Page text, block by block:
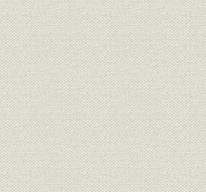
組織図 大正9年
熱田新工場 [大正8年
創業前後のガイシ受注高と売上
高
大正7年
(1920年
当社を訪れたJDガイシ社支配人
マクロード[と当社役員]
大正9年
JDガイシ社の懸垂ガイシ、JDガ
イシ
[大正9年